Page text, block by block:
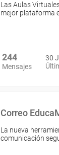
Las Aulas
mejor plataforma
244
Mensajes
30
Correo
La nueva
comunicación